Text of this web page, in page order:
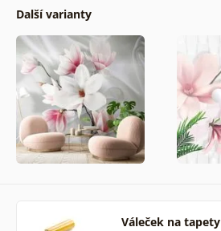
Další varianty
Váleček na tapety